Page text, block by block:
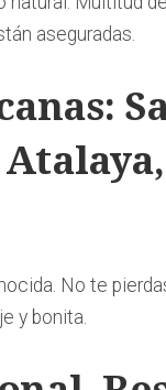
aseguradas.
No te
y bonita.